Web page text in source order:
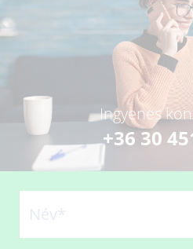
Ingyenes
+36 30